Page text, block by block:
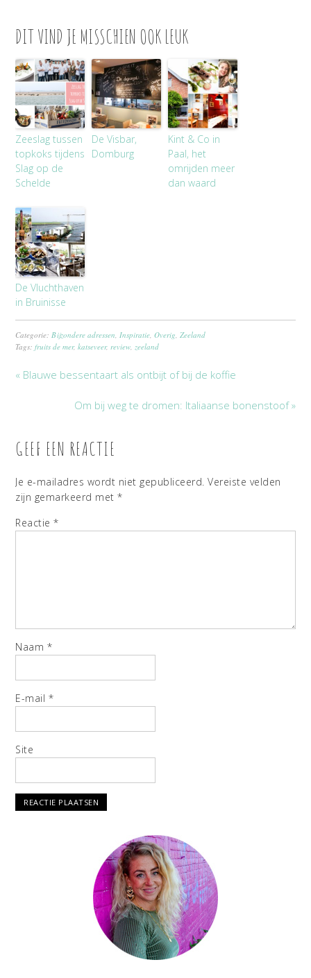
DIT VIND JE MISSCHIEN OOK LEUK
Zeeslag tussen
topkoks tijdens
Slag op de
Schelde
De Visbar,
Domburg
Kint & Co in
Paal, het
omrijden meer
dan waard
De Vluchthaven
in Bruinisse
Categorie:Bijzondere adressen,Inspiratie,Overig,Zeeland
Tags:fruits de mer,katseveer,review,zeeland
« Blauwe bessentaart als ontbijt of bij de koffie
Om bij weg te dromen: Italiaanse bonenstoof »
GEEF EEN REACTIE
Je e-mailadres wordt niet gepubliceerd. Vereiste velden
zijn gemarkeerd met*
Reactie*
Naam *
E-mail *
Site